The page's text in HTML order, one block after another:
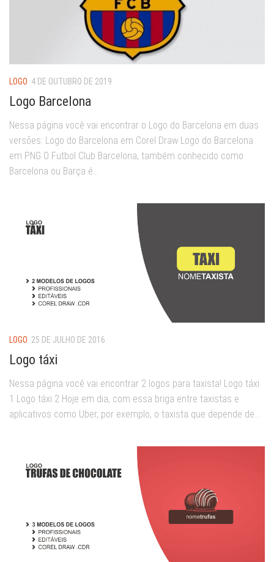
LOGO 4 DE OUTUBRO DE 2019
Logo Barcelona
Nessa página você vai encontrar o Logo do Barcelona em duas
versões: Logo do Barcelona em Corel Draw Logo do Barcelona
em PNG O Futbol Club Barcelona, também conhecido como
Barcelona ou Barça é...
LOGO 25 DE JULHO DE 2016
Logo táxi
Nessa página você vai encontrar 2 logos para taxista! Logo táxi
1 Logo táxi 2 Hoje em dia, com essa briga entre taxistas e
aplicativos como Uber, por exemplo, o taxista que depende de...